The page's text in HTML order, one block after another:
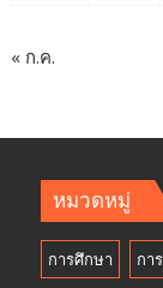
« ก.ค.
หมวดหมู่
การศึกษา กา